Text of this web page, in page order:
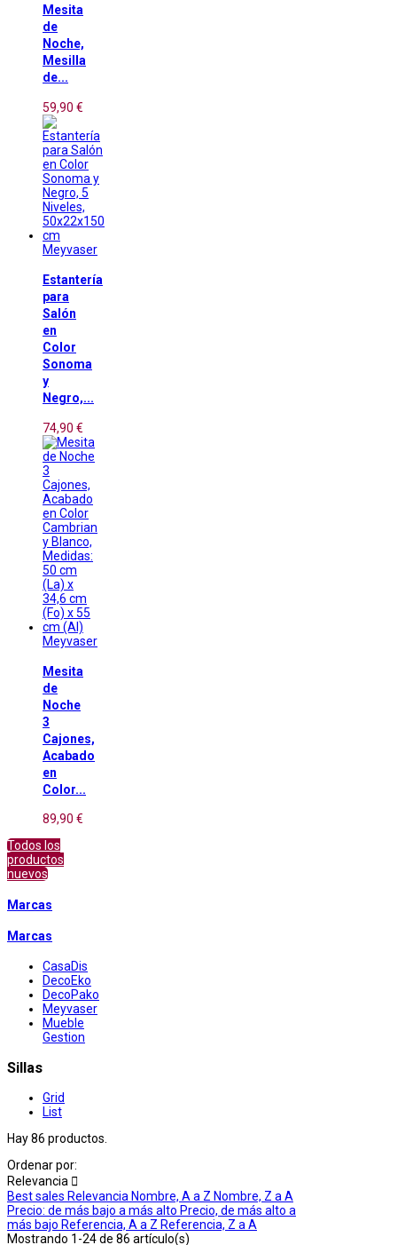
Mesita
de
Noche,
Mesilla
de...
59,90 €
Meyvaser
Estantería
para
Salón
en
Color
Sonoma
y
Negro,...
74,90 €
Meyvaser
Mesita
de
Noche
3
Cajones,
Acabado
en
Color...
89,90 €
Todos los
productos
nuevos
Marcas
Marcas
CasaDis
DecoEko
DecoPako
Meyvaser
Mueble
Gestion
Sillas
Grid
List
Hay 86 productos.
Ordenar por:
Relevancia 
Best sales Relevancia Nombre, A a Z Nombre, Z a A
Precio: de más bajo a más alto Precio, de más alto a
más bajo Referencia, A a Z Referencia, Z a A
Mostrando 1-24 de 86 artículo(s)